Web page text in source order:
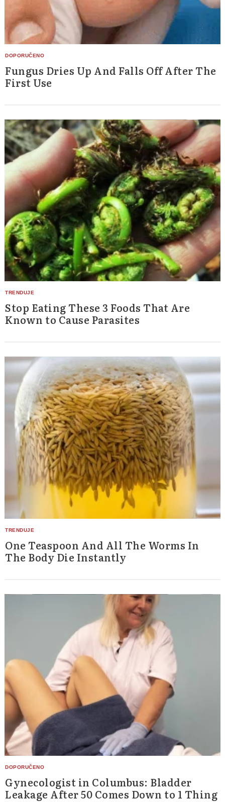
Fungus Dries Up And Falls Off After The
First Use
Stop Eating These 3 Foods That Are
Known to Cause Parasites
One Teaspoon And All The Worms In
The Body Die Instantly
Gynecologist in Columbus: Bladder
Leakage After 50 Comes Down to 1 Thing